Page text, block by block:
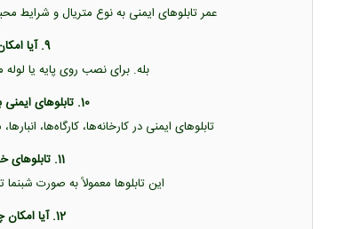
عمر تابلوهای ایمنی به نوع متریال و شرایط
9. آیا امکان نصب تابلو روی پایه وجود دارد؟
بله. برای نصب روی پایه یا لوله
10. تابلوهای ایمنی بیشتر در چه مکان‌هایی استفاده می‌شوند؟
تابلوهای ایمنی در کارخانه‌ها، کارگاه‌ها،
11. تابلوهای خروج اضطراری چه ویژگی‌هایی دارند؟
این تابلوها معمولاً به صورت
12. آیا امکان چاپ لوگو روی تابلو ایمنی وجود دارد؟